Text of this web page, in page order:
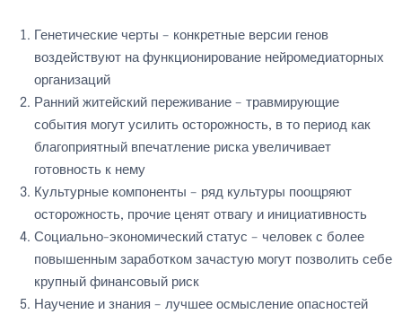
Генетические черты – конкретные версии генов
воздействуют на функционирование нейромедиаторных
организаций
Ранний житейский переживание – травмирующие
события могут усилить осторожность, в то период как
благоприятный впечатление риска увеличивает
готовность к нему
Культурные компоненты – ряд культуры поощряют
осторожность, прочие ценят отвагу и инициативность
Социально-экономический статус – человек с более
повышенным заработком зачастую могут позволить себе
крупный финансовый риск
Научение и знания – лучшее осмысление опасностей